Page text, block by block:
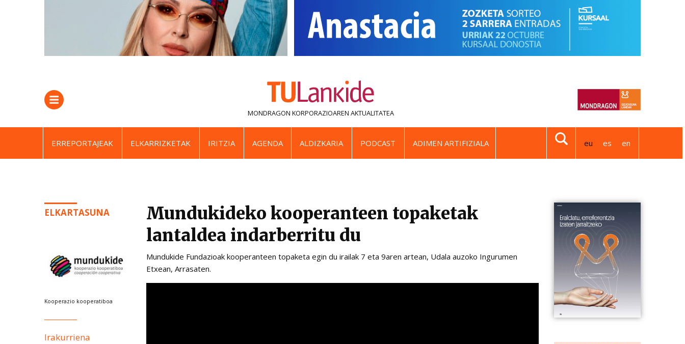
MONDRAGON KORPORAZIOAREN AKTUALITATEA
ERREPORTAJEAK ELKARRIZKETAK IRITZIA AGENDA ALDIZKARIA PODCAST ADIMEN ARTIFIZIALA eu es en
ELKARTASUNA
Kooperazio kooperatiboa
Irakurriena
Mundukideko kooperanteen topaketak
lantaldea indarberritu du
Mundukide Fundazioak kooperanteen topaketa egin du irailak 7 eta 9aren artean, Udala auzoko Ingurumen
Etxean, Arrasaten.